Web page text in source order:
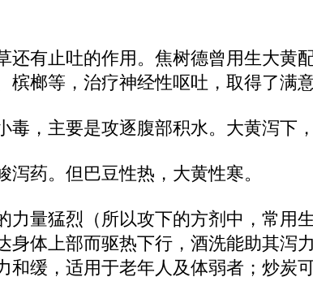
还有止吐的作用。焦树德曾用生大黄
槟榔等，治疗神经性呕吐，取得了满意
毒，主要是攻逐腹部积水。大黄泻下
泻药。但巴豆性热，大黄性寒。
力量猛烈（所以攻下的方剂中，常用
身体上部而驱热下行，酒洗能助其泻
和缓，适用于老年人及体弱者；炒炭